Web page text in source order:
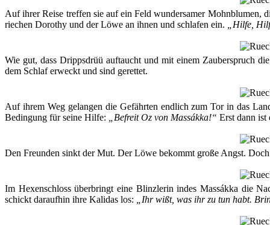
Auf ihrer Reise treffen sie auf ein Feld wundersamer Mohnblumen,
riechen Dorothy und der Löwe an ihnen und schlafen ein.
„Hilfe,
Wie gut, dass Drippsdrüü auftaucht und mit einem Zauberspruch
dem Schlaf erweckt und sind gerettet.
Auf ihrem Weg gelangen die Gefährten endlich zum Tor in das
Bedingung für seine Hilfe:
„Befreit Oz von Massákka!“ Erst dann ist
Den Freunden sinkt der Mut. Der Löwe bekommt große Angst.
Im Hexenschloss überbringt eine Blinzlerin indes Massákka die
schickt daraufhin ihre Kalidas los:
„Ihr wißt, was ihr zu tun habt.